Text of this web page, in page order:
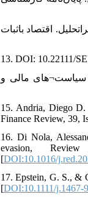
از روش فراتحلیل. اقتصاد باثبات
13. DOI: 10.22111/
فصلنامه سیاست¬های مالی و
15. Andria, Diego D.
Finance Review, 39,
16. Di Nola,
evasion, Review
[DOI:10.1016/
17. Epstein, G. S., &
[DOI:10.1111/j.1467-